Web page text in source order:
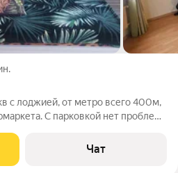
с лоджией, от метро всего 400м,
С парковкой нет проблем!
пишите пожалуйста какие даты
Чат